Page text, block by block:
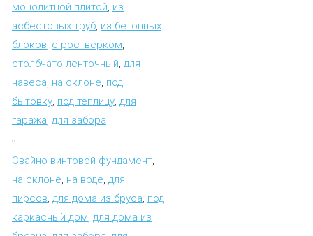
монолитной плитой, из
асбестовых труб, из бетонных
блоков, с ростверком,
столбчато-ленточный, для
навеса, на склоне, под
бытовку, под теплицу, для
гаража, для забора
Свайно-винтовой фундамент,
на склоне, на воде, для
пирсов, для дома из бруса, под
каркасный дом, для дома из